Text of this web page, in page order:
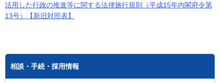
活用した行政の推進等に関する法律施行規則（平成15年内閣府令第
13号）【新旧対照表】
相談・手続・採用情報